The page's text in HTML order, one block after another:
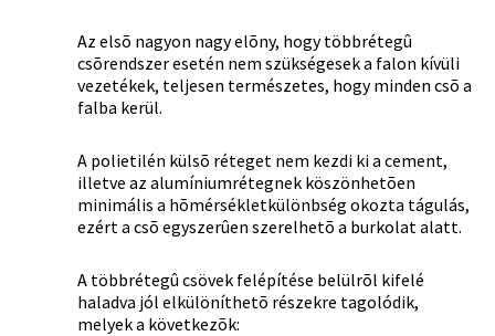
Az elsõ nagyon nagy elõny, hogy többrétegû
csõrendszer esetén nem szükségesek a falon kívüli
vezetékek, teljesen természetes, hogy minden csõ a
falba kerül.
A polietilén külsõ réteget nem kezdi ki a cement,
illetve az alumíniumrétegnek köszönhetõen
minimális a hõmérsékletkülönbség okozta tágulás,
ezért a csõ egyszerûen szerelhetõ a burkolat alatt.
A többrétegû csövek felépítése belülrõl kifelé
haladva jól elkülöníthetõ részekre tagolódik,
melyek a következõk: